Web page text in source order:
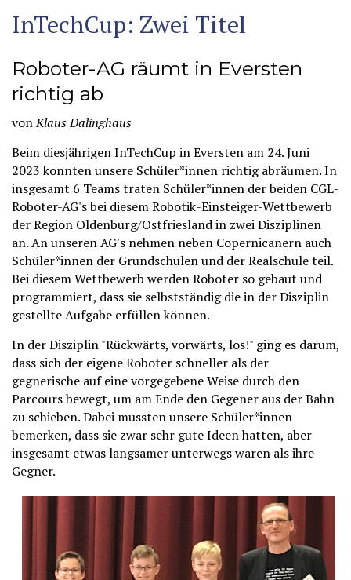
InTechCup: Zwei Titel
Roboter-AG räumt in Eversten
richtig ab
vonKlaus Dalinghaus
Beim diesjährigen InTechCup in Eversten am 24. Juni
2023 konnten unsere Schüler*innen richtig abräumen. In
insgesamt 6 Teams traten Schüler*innen der beiden CGL-
Roboter-AG's bei diesem Robotik-Einsteiger-Wettbewerb
der Region Oldenburg/Ostfriesland in zwei Disziplinen
an. An unseren AG's nehmen neben Copernicanern auch
Schüler*innen der Grundschulen und der Realschule teil.
Bei diesem Wettbewerb werden Roboter so gebaut und
programmiert, dass sie selbstständig die in der Disziplin
gestellte Aufgabe erfüllen können.
In der Disziplin "Rückwärts, vorwärts, los!" ging es darum,
dass sich der eigene Roboter schneller als der
gegnerische auf eine vorgegebene Weise durch den
Parcours bewegt, um am Ende den Gegener aus der Bahn
zu schieben. Dabei mussten unsere Schüler*innen
bemerken, dass sie zwar sehr gute Ideen hatten, aber
insgesamt etwas langsamer unterwegs waren als ihre
Gegner.